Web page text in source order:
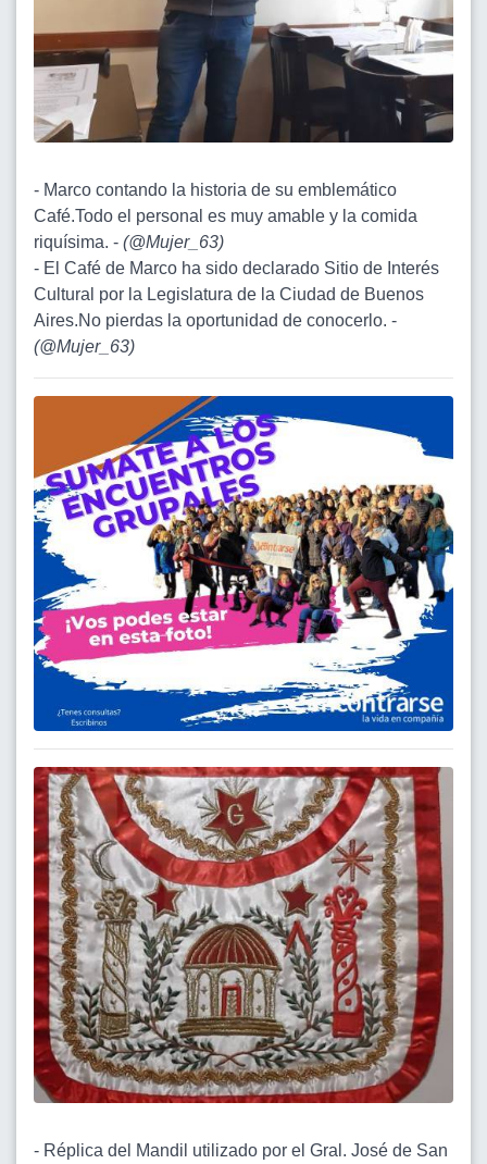
- Marco contando la historia de su emblemático
Café.Todo el personal es muy amable y la comida
riquísima. - (@Mujer_63)
- El Café de Marco ha sido declarado Sitio de Interés
Cultural por la Legislatura de la Ciudad de Buenos
Aires.No pierdas la oportunidad de conocerlo. -
(@Mujer_63)
- Réplica del Mandil utilizado por el Gral. José de San